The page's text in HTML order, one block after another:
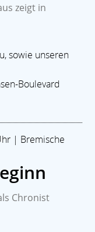
zeigt in
sowie unseren
Boulevard
| Bremische
Chronist